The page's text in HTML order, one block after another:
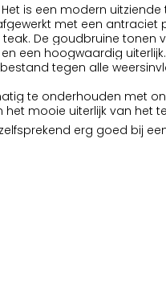
is een modern
met een antraciet
De goudbruine tonen
een hoogwaardig uiterlijk.
tegen alle
te onderhouden met
mooie uiterlijk van het
erg goed bij